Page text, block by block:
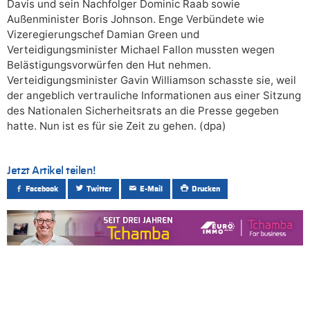
Davis und sein Nachfolger Dominic Raab sowie
Außenminister Boris Johnson. Enge Verbündete wie
Vizeregierungschef Damian Green und
Verteidigungsminister Michael Fallon mussten wegen
Belästigungsvorwürfen den Hut nehmen.
Verteidigungsminister Gavin Williamson schasste sie, weil
der angeblich vertrauliche Informationen aus einer Sitzung
des Nationalen Sicherheitsrats an die Presse gegeben
hatte. Nun ist es für sie Zeit zu gehen. (dpa)
Jetzt Artikel teilen!
Facebook Twitter E-Mail Drucken